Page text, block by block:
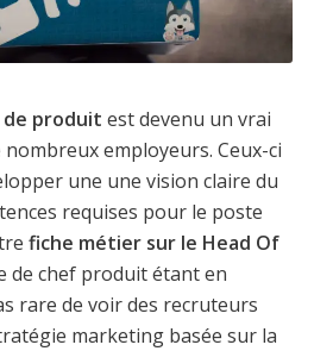
produit est devenu un vrai
employeurs. Ceux-ci
une une vision claire du
requises pour le poste
fiche métier sur le Head Of
de chef produit étant en
rare de voir des recruteurs
marketing basée sur la